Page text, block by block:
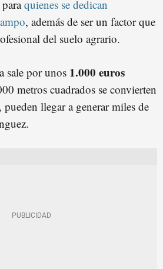
paraquienes se dedican
, además de ser un factor que
del suelo agrario.
sale por unos 1.000 euros
metros cuadrados se convierten
pueden llegar a generar miles de